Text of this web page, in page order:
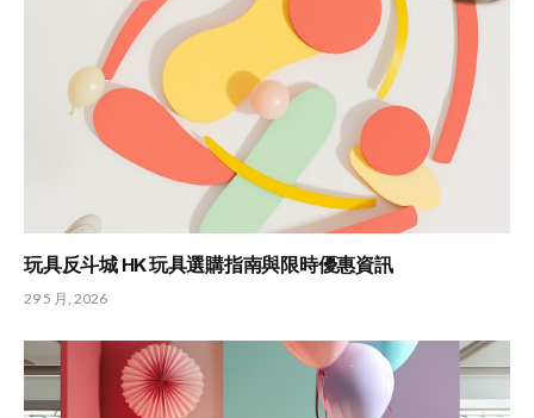
玩具反斗城 HK 玩具選購指南與限時優惠資訊
29 5 月, 2026